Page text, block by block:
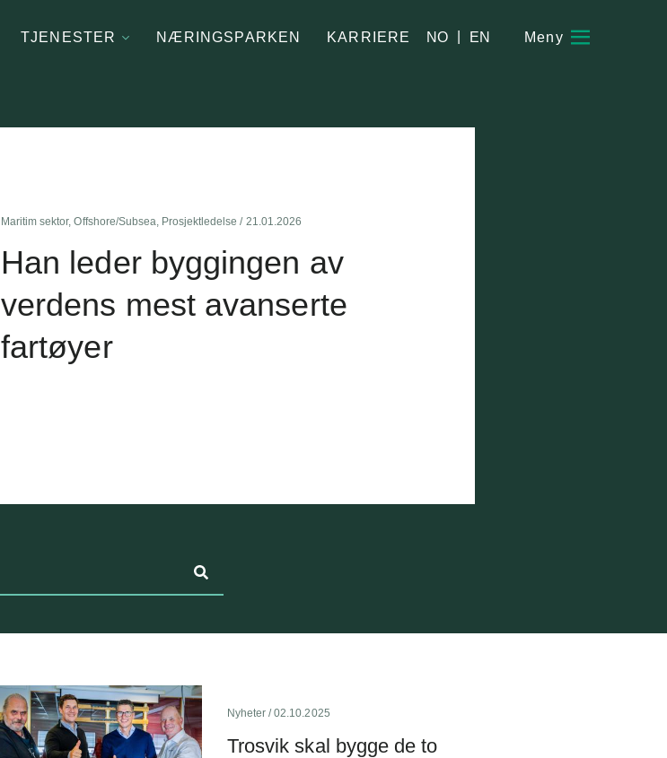
TJENESTER NÆRINGSPARKEN KARRIERE NO EN
Maritim sektor,Offshore/Subsea, Prosjektledelse / 21.01.2026
Han leder byggingen av
verdens mest avanserte
fartøyer
Nyheter / 02.10.2025
Trosvik skal bygge de to